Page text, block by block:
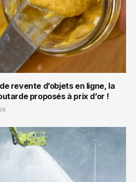
revente d’objets en ligne, la
proposés à prix d’or !